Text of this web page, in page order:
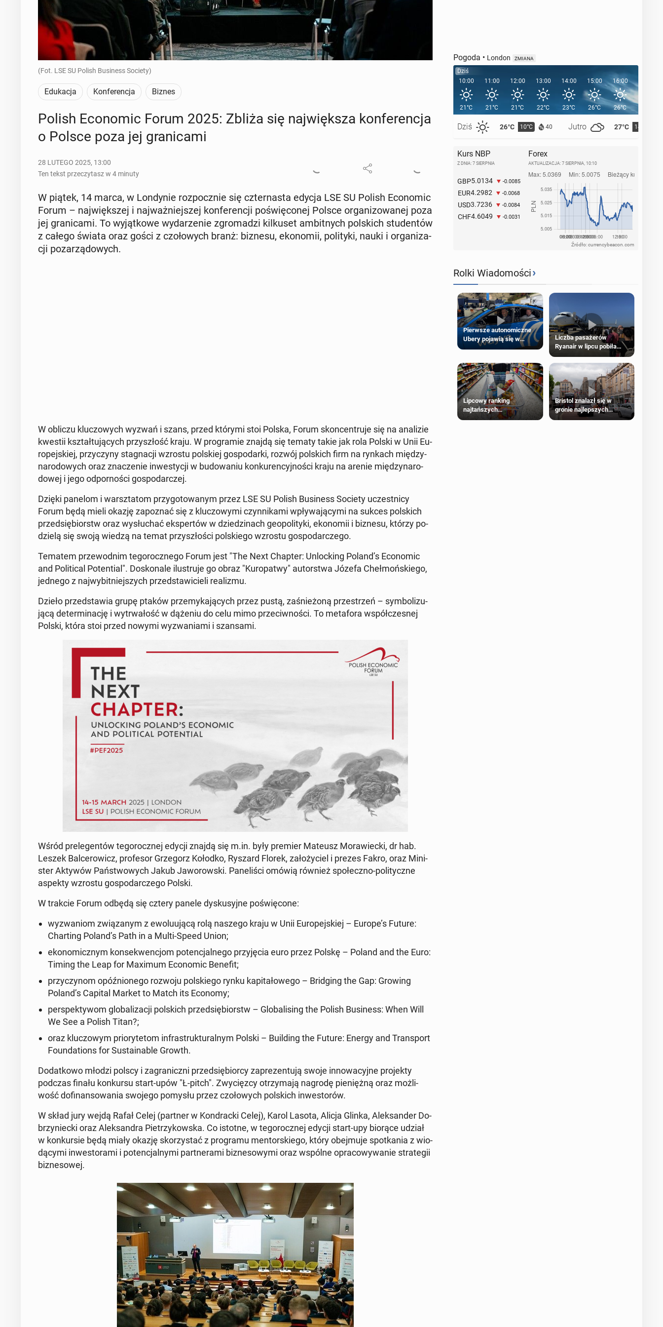
(Fot. LSE SU Polish Business Society)
Edukacja Konferencja Biznes
Polish Eco­no­mic Forum 2025: Zbliża się naj­więk­sza kon­fe­ren­cja
o Polsce poza jej gra­ni­ca­mi
28 LUTEGO 2025, 13:00
Ten tekst przeczytasz w 4 minuty
W piątek, 14 marca, w Lon­dy­nie roz­pocz­nie się czter­na­sta edycja LSE SU Polish Eco­no­mic
Forum – naj­więk­szej i naj­waż­niej­szej kon­fe­ren­cji po­świę­co­nej Polsce or­ga­ni­zo­wa­nej poza
jej gra­ni­ca­mi. To wy­jąt­ko­we wy­da­rze­nie zgro­ma­dzi kil­ku­set am­bit­nych pol­skich stu­den­tów
z całego świata oraz gości z czo­ło­wych branż: biznesu, eko­no­mii, po­li­ty­ki, nauki i or­ga­ni­za­
cji po­za­rzą­do­wych.
W obliczu klu­czo­wych wyzwań i szans, przed którymi stoi Polska, Forum skon­cen­tru­je się na ana­li­zie
kwestii kształ­tu­ją­cych przy­szłość kraju. W pro­gra­mie znajdą się tematy takie jak rola Polski w Unii Eu­
ro­pej­skiej, przy­czy­ny sta­gna­cji wzrostu pol­skiej go­spo­dar­ki, rozwój pol­skich firm na rynkach mię­dzy­
na­ro­do­wych oraz zna­cze­nie in­we­sty­cji w bu­do­wa­niu kon­ku­ren­cyj­no­ści kraju na arenie mię­dzy­na­ro­
do­wej i jego od­por­no­ści go­spo­dar­czej.
Dzięki panelom i warsz­ta­tom przy­go­to­wa­nym przez LSE SU Polish Bu­si­ness Society uczest­ni­cy
Forum będą mieli okazję za­po­znać się z klu­czo­wy­mi czyn­ni­ka­mi wpły­wa­ją­cy­mi na sukces pol­skich
przed­się­biorstw oraz wy­słu­chać eks­per­tów w dzie­dzi­nach geo­po­li­ty­ki, eko­no­mii i biznesu, którzy po­
dzie­lą się swoją wiedzą na temat przy­szło­ści pol­skie­go wzrostu go­spo­dar­cze­go.
Tematem prze­wod­nim te­go­rocz­ne­go Forum jest "The Next Chapter: Unloc­king Poland’s Eco­no­mic
and Po­li­ti­cal Po­ten­tial". Do­sko­na­le ilu­stru­je go obraz "Ku­ro­pa­twy" au­tor­stwa Józefa Cheł­moń­skie­go,
jednego z naj­wy­bit­niej­szych przed­sta­wi­cie­li re­ali­zmu.
Dzieło przed­sta­wia grupę ptaków prze­my­ka­ją­cych przez pustą, za­śnie­żo­ną prze­strzeń – sym­bo­li­zu­
ją­cą de­ter­mi­na­cję i wy­trwa­łość w dążeniu do celu mimo prze­ciw­no­ści. To me­ta­fo­ra współ­cze­snej
Polski, która stoi przed nowymi wy­zwa­nia­mi i szan­sa­mi.
Wśród pre­le­gen­tów te­go­rocz­nej edycji znajdą się m.in. były premier Mateusz Mo­ra­wiec­ki, dr hab.
Leszek Bal­ce­ro­wicz, pro­fe­sor Grze­gorz Kołodko, Ryszard Florek, za­ło­ży­ciel i prezes Fakro, oraz Mi­ni­
ster Aktywów Pań­stwo­wych Jakub Ja­wo­row­ski. Pa­ne­li­ści omówią również spo­łecz­no-po­li­tycz­ne
aspekty wzrostu go­spo­dar­cze­go Polski.
W trakcie Forum odbędą się cztery panele dys­ku­syj­ne po­świę­co­ne:
wy­zwa­niom zwią­za­nym z ewo­lu­ują­cą rolą naszego kraju w Unii Eu­ro­pej­skiej – Europe’s Future:
Char­ting Poland’s Path in a Multi-Speed Union;
eko­no­micz­nym kon­se­kwen­cjom po­ten­cjal­ne­go przy­ję­cia euro przez Polskę – Poland and the Euro:
Timing the Leap for Maximum Eco­no­mic Benefit;
przy­czy­nom opóź­nio­ne­go rozwoju pol­skie­go rynku ka­pi­ta­ło­we­go – Brid­ging the Gap: Growing
Poland’s Capital Market to Match its Economy;
per­spek­ty­wom glo­ba­li­za­cji pol­skich przed­się­biorstw – Glo­ba­li­sing the Polish Bu­si­ness: When Will
We See a Polish Titan?;
oraz klu­czo­wym prio­ry­te­tom in­fra­struk­tu­ral­nym Polski – Bu­il­ding the Future: Energy and Trans­port
Fo­un­da­tions for Su­sta­ina­ble Growth.
Do­dat­ko­wo młodzi polscy i za­gra­nicz­ni przed­się­bior­cy za­pre­zen­tu­ją swoje in­no­wa­cyj­ne pro­jek­ty
podczas finału kon­kur­su start-upów "Ł-pitch". Zwy­cięz­cy otrzy­ma­ją nagrodę pie­nięż­ną oraz moż­li­
wość do­fi­nan­so­wa­nia swojego pomysłu przez czo­ło­wych pol­skich in­we­sto­rów.
W skład jury wejdą Rafał Celej (partner w Kon­drac­ki Celej), Karol Lasota, Alicja Glinka, Alek­san­der Do­
brzy­niec­ki oraz Alek­san­dra Pie­trzy­kow­ska. Co istotne, w te­go­rocz­nej edycji start-upy biorące udział
w kon­kur­sie będą miały okazję sko­rzy­stać z pro­gra­mu men­tor­skie­go, który obej­mu­je spo­tka­nia z wio­
dą­cy­mi in­we­sto­ra­mi i po­ten­cjal­ny­mi part­ne­ra­mi biz­ne­so­wy­mi oraz wspólne opra­co­wy­wa­nie stra­te­gii
biz­ne­so­wej.
Pogoda • London ZMIANA
Dziś
10:00
21°C
Dziś 26°C 10°C 40 Jutro 27°C 14°C
11:00
21°C
12:00
21°C
13:00
22°C
14:00
23°C
15:00
26°C
16:00
26°C
17:00
Kurs NBP
Z DNIA: 7 SIERPNIA
GBP5.0134 -0.0085
EUR4.2982 -0.0068
USD3.7236 -0.0084
CHF4.6049 -0.0031
Forex
AKTUALIZACJA: 7 SIERPNIA, 10:10
Źródło: currencybeacon.com
Rolki Wiadomości›
Pierwsze autonomiczne
Ubery pojawią się w
Londynie jeszcze tego
Liczba pasażerów
Ryanair w lipcu pobiła
rekord
Lipcowy ranking
najtańszych
supermarketów
Bristol znalazł się w
gronie najlepszych
kierunków podróży na